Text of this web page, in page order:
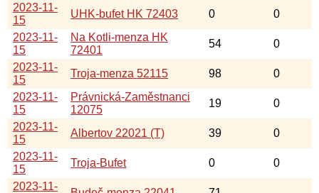
2023-11-
15
UHK-bufet HK 72403 0
0
2023-11-
15
Na Kotli-menza HK
72401
54
0
2023-11-
15
Troja-menza 52115 98
0
2023-11-
15
Právnická-Zaměstnanci
12075
19
0
2023-11-
15
Albertov 22021 (T) 39
0
2023-11-
15
Troja-Bufet 0
0
2023-11-